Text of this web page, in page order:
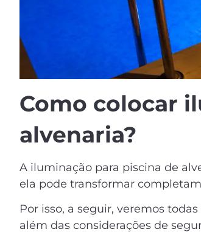
Como colocar
alvenaria?
A iluminação para piscina de
ela pode transformar
Por isso, a seguir, veremos
além das considerações de